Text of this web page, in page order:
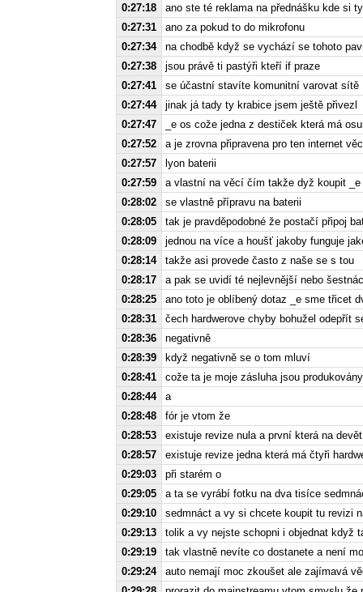
0:27:18
ano ste té reklama na přednášku kde si
0:27:31
ano za pokud to do mikrofonu
0:27:34
na chodbě když se vychází se tohoto
0:27:38
jsou právě ti pastýři kteří if praze
0:27:41
se účastní stavíte komunitní varovat sítě
0:27:44
jinak já tady ty krabice jsem ještě přivezl
0:27:47
_e os cože jedna z destiček která má
0:27:52
a je zrovna připravena pro ten internet
0:27:57
lyon baterii
0:27:59
a vlastní na věcí čím takže dyž koupit
0:28:02
se vlastně přípravu na baterii
0:28:05
tak je pravděpodobné že postačí připoj
0:28:09
jednou na více a houšť jakoby funguje
0:28:14
takže asi provede často z naše se s tou
0:28:17
a pak se uvidí té nejlevnější nebo
0:28:25
ano toto je oblíbený dotaz _e sme třicet
0:28:31
čech hardwerove chyby bohužel odepřít
0:28:36
negativně
0:28:39
když negativně se o tom mluví
0:28:41
cože ta je moje zásluha jsou produkovány
0:28:44
a
0:28:48
fór je vtom že
0:28:53
existuje revize nula a první která na
0:28:57
existuje revize jedna která má čtyři
0:29:03
při starém o
0:29:05
a ta se vyrábí fotku na dva tisíce
0:29:10
sedmnáct a vy si chcete koupit tu revizi
0:29:13
tolik a vy nejste schopni i objednat když
0:29:19
tak vlastně nevíte co dostanete a není
0:29:24
auto nemají moc zkoušet ale zajímavá